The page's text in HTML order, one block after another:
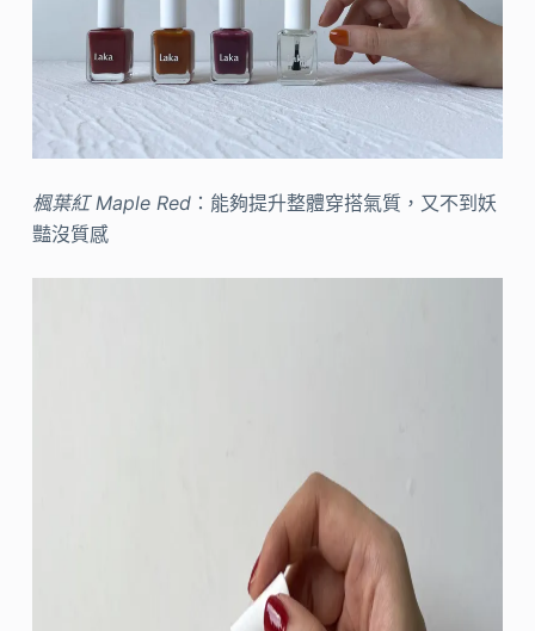
楓葉紅 Maple Red：能夠提升整體穿搭氣質，又不到妖
豔沒質感